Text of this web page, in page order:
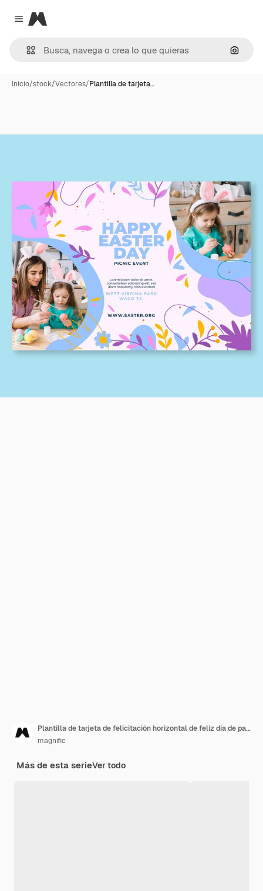
Close menu
Magnific
Inicio/stock/Vectores/Plantilla de tarjeta…
Plantilla de tarjeta de felicitación horizontal de feliz día de pascua
magnific
Más de esta serieVer todo